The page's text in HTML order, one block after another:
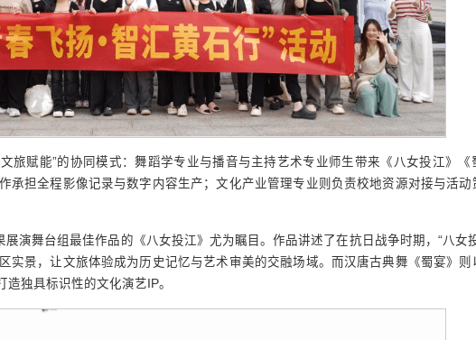
旅赋能”的协同模式：舞蹈学专业与播音与主持艺术专业师生带来《八女投江》《
承担全程影像记录与数字内容生产；文化产业管理专业则负责校地资源对接与活动
演舞台组最佳作品的《八女投江》尤为瞩目。作品讲述了在抗日战争时期，“八女
实景，让文旅体验成为历史记忆与艺术审美的交融场域。而汉唐古典舞《蜀宴》则
独具标识性的文化演艺IP。